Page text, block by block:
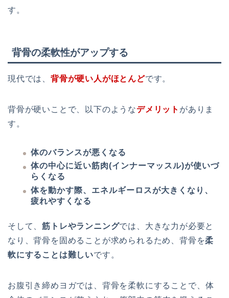
す 。
背骨の柔軟性がアップする
現代では、 背骨が硬い人がほとんどです。
背骨が硬いことで、以下のようなデメリット がありま
す。
体のバランスが悪くなる
体の中心に近い筋肉(インナーマッスル)が使いづ
らくなる
体を動かす際、エネルギーロスが大きくなり、
疲れやすくなる
そして、筋トレやランニングでは、大きな力が必要と
なり、背骨を固めることが求められるため、背骨を柔
軟にすることは難しいです。
お腹引き締めヨガでは、背骨を柔軟にする こ と で
体